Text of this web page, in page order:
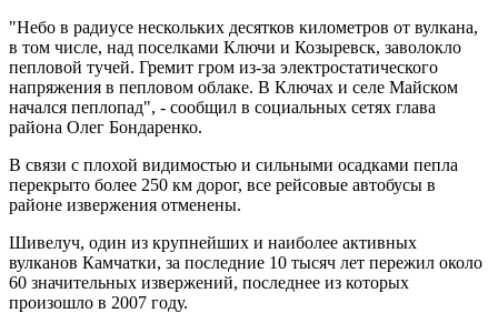
"Небо в радиусе нескольких десятков километров от вулкана,
в том числе, над поселками Ключи и Козыревск, заволокло
пепловой тучей. Гремит гром из-за электростатического
напряжения в пепловом облаке. В Ключах и селе Майском
начался пеплопад", - сообщил в социальных сетях глава
района Олег Бондаренко.
В связи с плохой видимостью и сильными осадками пепла
перекрыто более 250 км дорог, все рейсовые автобусы в
районе извержения отменены.
Шивелуч, один из крупнейших и наиболее активных
вулканов Камчатки, за последние 10 тысяч лет пережил около
60 значительных извержений, последнее из которых
произошло в 2007 году.